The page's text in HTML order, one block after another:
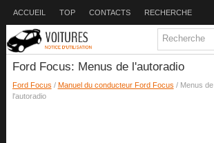
ACCUEIL TOP CONTACTS RECHERCHE
Ford Focus: Menus de l'autoradio
Ford Focus / Manuel du conducteur Ford Focus / Menus de
l'autoradio